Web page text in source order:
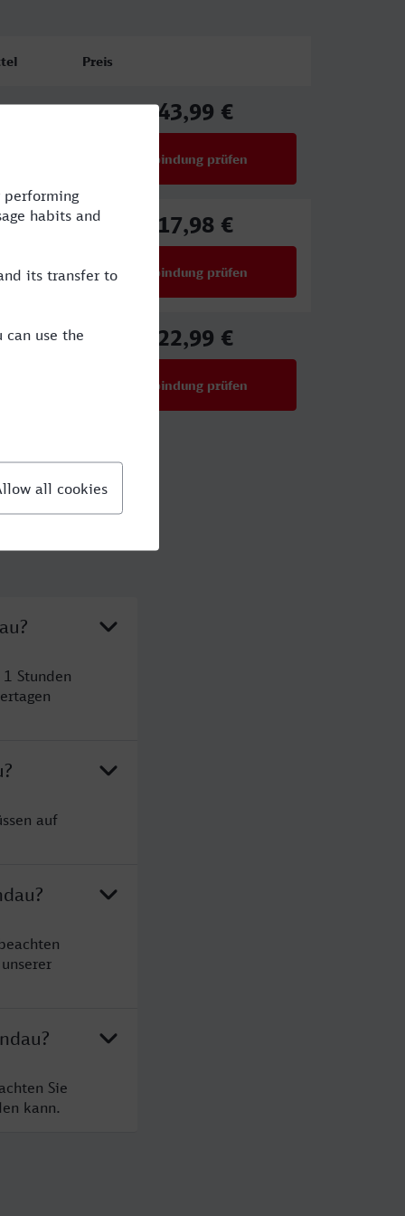
Preis
43,99 €
Verbindung prüfen
17,98 €
Verbindung prüfen
22,99 €
Verbindung prüfen
Stunden
auf
Sie
kann.